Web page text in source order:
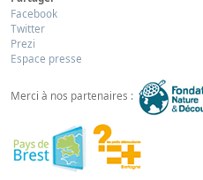
Facebook
Twitter
Prezi
Espace presse
Merci à nos partenaires :